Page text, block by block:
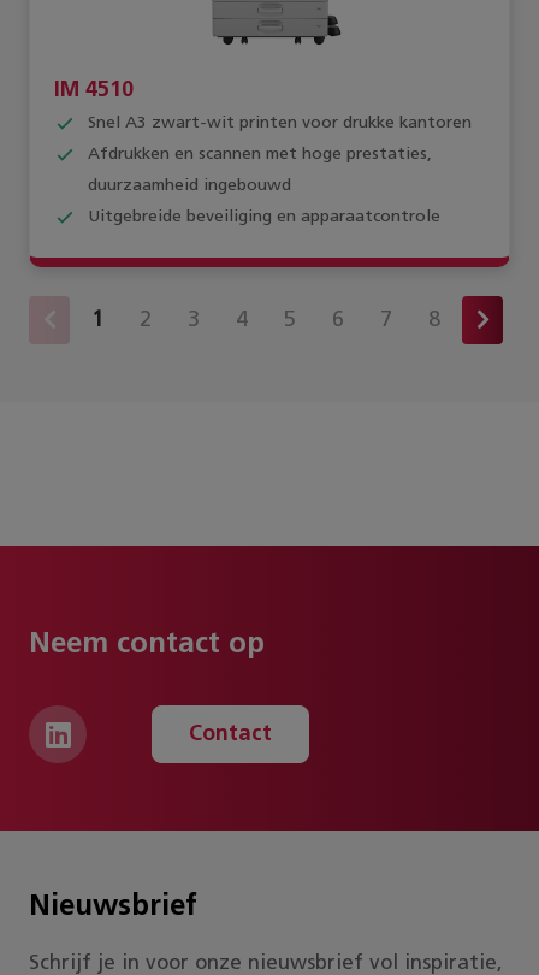
IM 4510
Snel A3 zwart-wit printen voor drukke kantoren
Afdrukken en scannen met hoge prestaties,
duurzaamheid ingebouwd
Uitgebreide beveiliging en apparaatcontrole
1 2 3 4 5 6 7 8
Neem contact op
Contact
Nieuwsbrief
Schrijf je in voor onze nieuwsbrief vol inspiratie,